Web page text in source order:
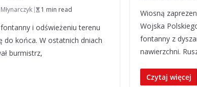
1 min read
i odświeżeniu terenu
do końca. W ostatnich dniach
burmistrz,
Wiosną
Wojska
fontanny z
nawierzchni.
Czytaj więcej